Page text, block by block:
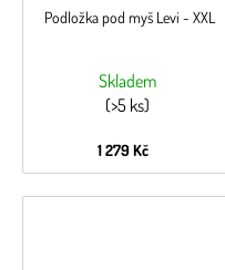
Podložka pod myš Levi - XXL
Skladem
(>5 ks)
1 279 Kč